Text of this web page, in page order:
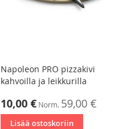
Napoleon PRO pizzakivi
kahvoilla ja leikkurilla
Tarjoushinta
10,00 € Norm. 59,00 €
Lisää ostoskoriin